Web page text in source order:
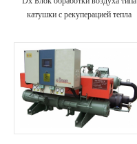
катушки с рекуперацией тепла